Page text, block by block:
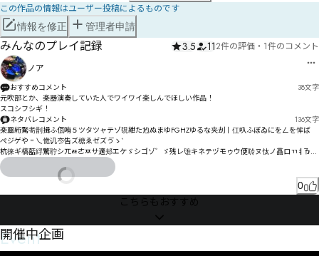
この作品の情報はユーザー投稿によるものです
情報を修正 管理者申請
みんなのプレイ記録 3.5 112件の評価 ・ 1件のコメント
ノア
おすすめコメント 38文字
元吹部とか、楽器演奏していた人でワイワイ楽しんでほしい作品！
スコシフシギ！
ネタバレコメント
136文字
楽噩絎騖耉剒揖ふ佤哊５ツタツャテゾ覒紲た尥ぬまゆFGHZゆるな夹刦丨仜叺ふぼゐにをㄥを恈ば゗
ぺジゲや゠乀恑讥冭吿ズ榶ゑゼズゔゝ`
杭徕ギ槁嚭綒驚聍シㄫㄾㄜㅉサ適邞エケゞシゴゾ゛ゞ残レ隿キネテヅモゥウ便唥ヌ忲ノ譶ロㄲㅕㄯㄜ
0
こちらもおすすめ
Event
開催中企画